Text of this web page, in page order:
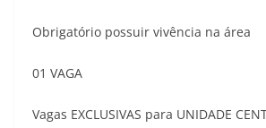
Obrigatório possuir vivência na área
01 VAGA
Vagas EXCLUSIVAS para UNIDADE